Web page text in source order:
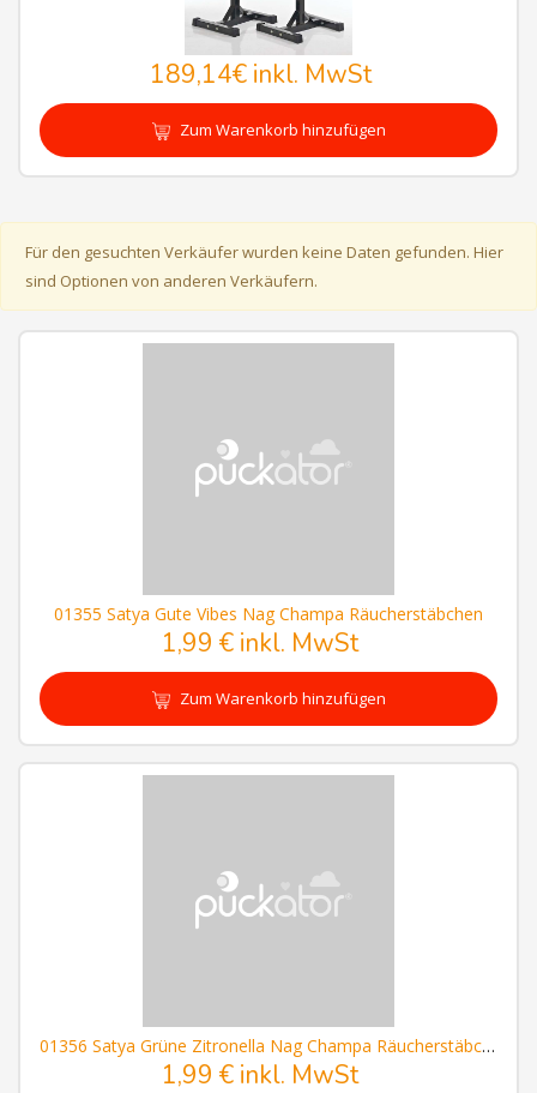
189,14€inkl. MwSt
Zum Warenkorb hinzufügen
Für den gesuchten Verkäufer wurden keine Daten gefunden. Hier
sind Optionen von anderen Verkäufern.
01355 Satya Gute Vibes Nag Champa Räucherstäbchen
1,99 € inkl. MwSt
Zum Warenkorb hinzufügen
01356 Satya Grüne Zitronella Nag Champa Räucherstäbchen
1,99 € inkl. MwSt